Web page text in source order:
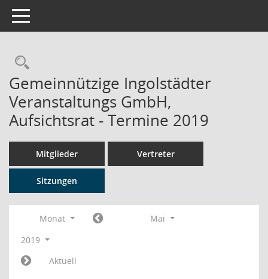
Toggle navigation
Rechercheauswahl
Gemeinnützige Ingolstädter
Veranstaltungs GmbH,
Aufsichtsrat - Termine 2019
Mitglieder Vertreter
Sitzungen
Monat
Mai
2019
Aktuell